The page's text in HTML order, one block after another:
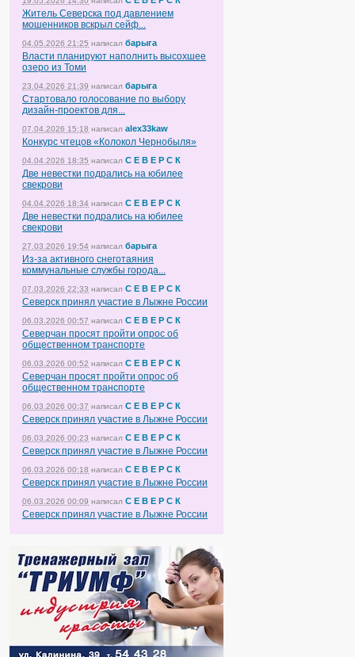
Житель Северска под давлением
мошенников вскрыл сейф...
04.05.2026 21:25 написал барыга
Власти планируют наполнить высохшее
озеро из Томи
23.04.2026 21:39 написал барыга
Стартовало голосование по выбору
дизайн-проектов для...
07.04.2026 15:18 написал alex33kaw
Конкурс чтецов «Колокол Чернобыля»
04.04.2026 18:35 написал С Е В Е Р С К
Две невестки подрались на юбилее
свекрови
04.04.2026 18:34 написал С Е В Е Р С К
Две невестки подрались на юбилее
свекрови
27.03.2026 19:54 написал барыга
Из-за активного снеготаяния
коммунальные службы города...
07.03.2026 22:33 написал С Е В Е Р С К
Северск принял участие в Лыжне России
06.03.2026 00:57 написал С Е В Е Р С К
Северчан просят пройти опрос об
общественном транспорте
06.03.2026 00:52 написал С Е В Е Р С К
Северчан просят пройти опрос об
общественном транспорте
06.03.2026 00:37 написал С Е В Е Р С К
Северск принял участие в Лыжне России
06.03.2026 00:23 написал С Е В Е Р С К
Северск принял участие в Лыжне России
06.03.2026 00:18 написал С Е В Е Р С К
Северск принял участие в Лыжне России
06.03.2026 00:09 написал С Е В Е Р С К
Северск принял участие в Лыжне России